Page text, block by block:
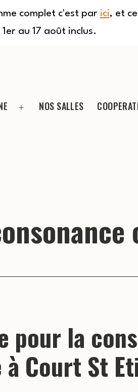
complet c'est par ici, et
1er au 17 août inclus.
NOS SALLES
pour la
Court St